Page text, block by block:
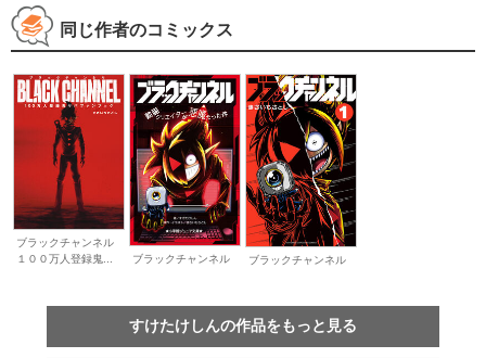
同じ作者のコミックス
ブラックチャンネル
１００万人登録鬼...
ブラックチャンネル ブラックチャンネル
すけたけしんの作品をもっと見る